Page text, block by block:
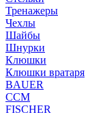
Тренажеры
Чехлы
Шайбы
Шнурки
Клюшки
Клюшки вратаря
BAUER
CCM
FISCHER